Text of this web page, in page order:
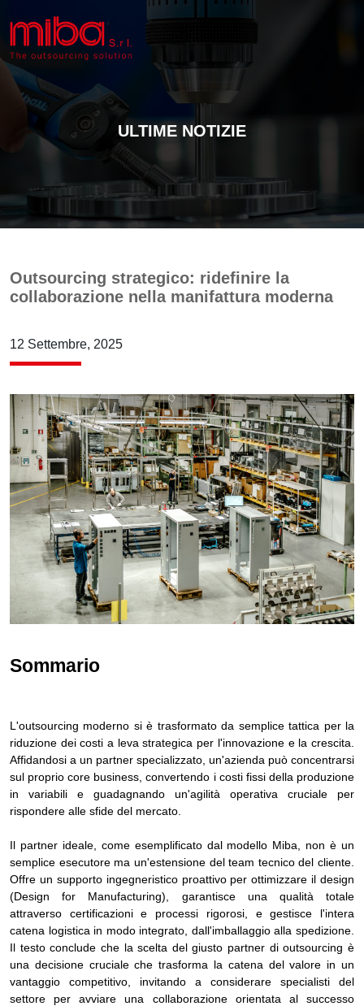
ULTIME NOTIZIE
Outsourcing strategico: ridefinire la
collaborazione nella manifattura moderna
12 Settembre, 2025
Sommario
L'outsourcing moderno si è trasformato da semplice tattica per la
riduzione dei costi a leva strategica per l'innovazione e la crescita.
Affidandosi a un partner specializzato, un'azienda può concentrarsi
sul proprio core business, convertendo i costi fissi della produzione
in variabili e guadagnando un'agilità operativa cruciale per
rispondere alle sfide del mercato.
Il partner ideale, come esemplificato dal modello Miba, non è un
semplice esecutore ma un'estensione del team tecnico del cliente.
Offre un supporto ingegneristico proattivo per ottimizzare il design
(Design for Manufacturing), garantisce una qualità totale
attraverso certificazioni e processi rigorosi, e gestisce l'intera
catena logistica in modo integrato, dall'imballaggio alla spedizione.
Il testo conclude che la scelta del giusto partner di outsourcing è
una decisione cruciale che trasforma la catena del valore in un
vantaggio competitivo, invitando a considerare specialisti del
settore per avviare una collaborazione orientata al successo